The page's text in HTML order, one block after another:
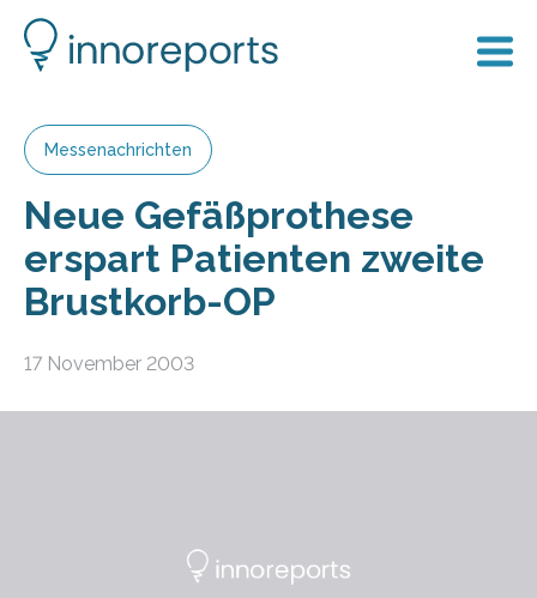
Messenachrichten
Neue Gefäßprothese
erspart Patienten zweite
Brustkorb-OP
17 November 2003